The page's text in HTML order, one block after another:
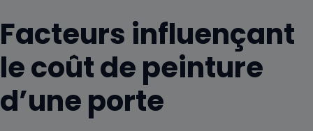
Facteurs influençant
le coût de peinture
d’une porte